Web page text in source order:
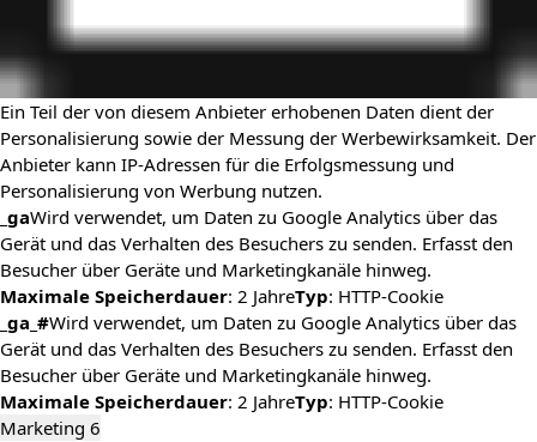
Ein Teil der von diesem Anbieter erhobenen Daten dient der
Personalisierung sowie der Messung der Werbewirksamkeit. Der
Anbieter kann IP-Adressen für die Erfolgsmessung und
Personalisierung von Werbung nutzen.
_gaWird verwendet, um Daten zu Google Analytics über das
Gerät und das Verhalten des Besuchers zu senden. Erfasst den
Besucher über Geräte und Marketingkanäle hinweg.
Maximale Speicherdauer: 2 JahreTyp: HTTP-Cookie
_ga_#Wird verwendet, um Daten zu Google Analytics über das
Gerät und das Verhalten des Besuchers zu senden. Erfasst den
Besucher über Geräte und Marketingkanäle hinweg.
Maximale Speicherdauer: 2 JahreTyp: HTTP-Cookie
Marketing 6